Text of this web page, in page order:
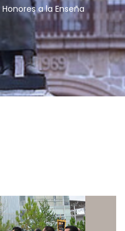
Honores a la Enseña